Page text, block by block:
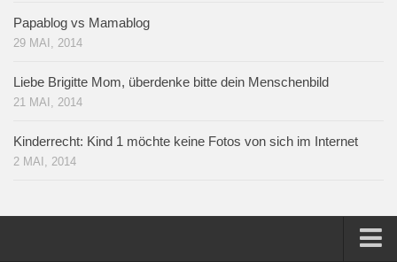
Papablog vs Mamablog
29 MAI, 2014
Liebe Brigitte Mom, überdenke bitte dein Menschenbild
21 MAI, 2014
Kinderrecht: Kind 1 möchte keine Fotos von sich im Internet
2 MAI, 2014